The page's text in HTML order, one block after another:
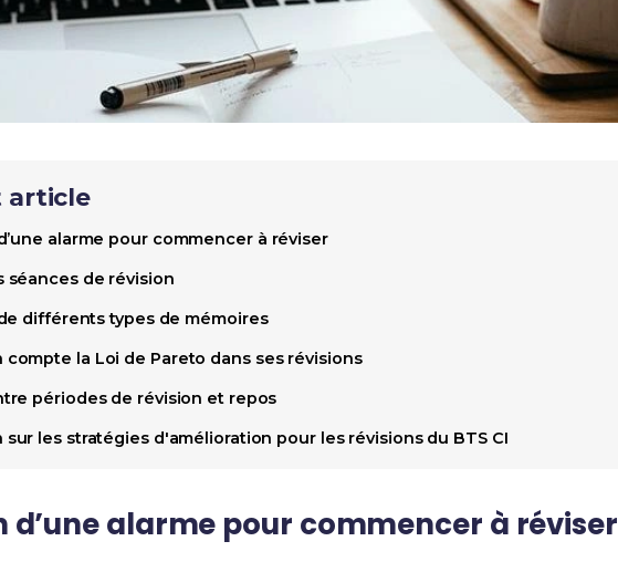
article
alarme pour commencer à réviser
séances de révision
différents types de mémoires
compte la Loi de Pareto dans ses révisions
périodes de révision et repos
sur les stratégies d'amélioration pour les révisions du BTS CI
d’une alarme pour commencer à réviser